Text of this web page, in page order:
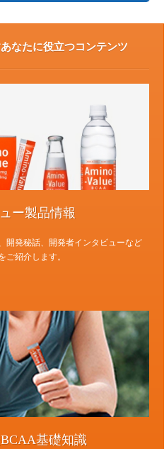
なたに役立つコンテンツ
ー製品情報
開発秘話、開発者インタビューなど
ご紹介します。
基礎知識